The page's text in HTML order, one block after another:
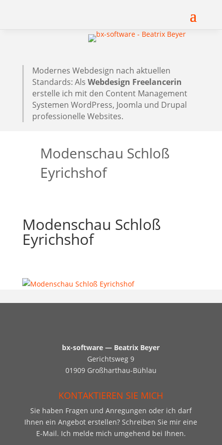
Modernes Webdesign nach aktuellen
Standards: Als Webdesign Freelancerin
erstelle ich mit den Content Management
Systemen WordPress, Joomla und Drupal
professionelle Websites.
Modenschau Schloß
Eyrichshof
Modenschau Schloß
Eyrichshof
bx-software — Beatrix Beyer
Gerichtsweg 9
01909 Großharthau-Bühlau
KONTAKTIEREN SIE MICH
Sie haben Fragen und Anregungen oder ich darf
Ihnen ein Angebot erstellen? Schreiben Sie mir eine
E-Mail. Ich melde mich umgehend bei Ihnen.